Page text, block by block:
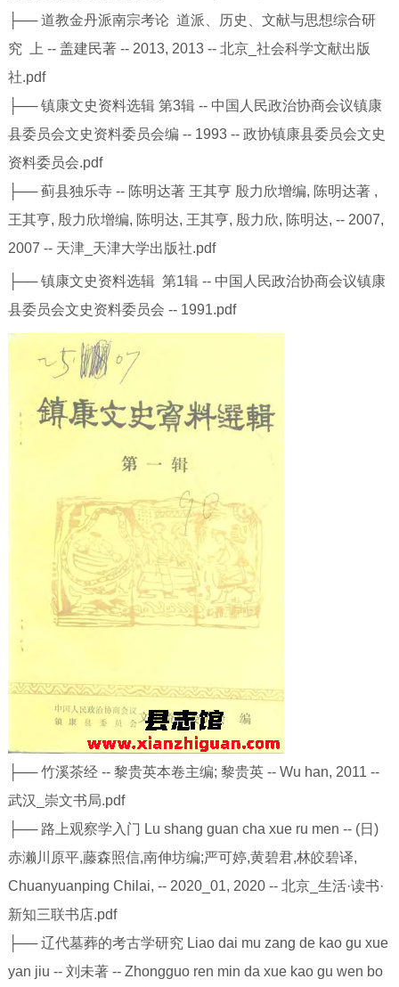
├── 道教金丹派南宗考论 道派、历史、文献与思想综合研
究 上 -- 盖建民著 -- 2013, 2013 -- 北京_社会科学文献出版
社.pdf
├── 镇康文史资料选辑 第3辑 -- 中国人民政治协商会议镇康
县委员会文史资料委员会编 -- 1993 -- 政协镇康县委员会文史
资料委员会.pdf
├── 蓟县独乐寺 -- 陈明达著 王其亨 殷力欣增编, 陈明达著 ,
王其亨, 殷力欣增编, 陈明达, 王其亨, 殷力欣, 陈明达, -- 2007,
2007 -- 天津_天津大学出版社.pdf
├── 镇康文史资料选辑 第1辑 -- 中国人民政治协商会议镇康
县委员会文史资料委员会 -- 1991.pdf
├── 竹溪茶经 -- 黎贵英本卷主编; 黎贵英 -- Wu han, 2011 --
武汉_崇文书局.pdf
├── 路上观察学入门 Lu shang guan cha xue ru men -- (日)
赤濑川原平,藤森照信,南伸坊编;严可婷,黄碧君,林皎碧译,
Chuanyuanping Chilai, -- 2020_01, 2020 -- 北京_生活·读书·
新知三联书店.pdf
├── 辽代墓葬的考古学研究 Liao dai mu zang de kao gu xue
yan jiu -- 刘未著 -- Zhongguo ren min da xue kao gu wen bo